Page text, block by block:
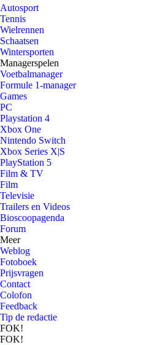
Autosport
Tennis
Wielrennen
Schaatsen
Wintersporten
Managerspelen
Voetbalmanager
Formule 1-manager
Games
PC
Playstation 4
Xbox One
Nintendo Switch
Xbox Series X|S
PlayStation 5
Film & TV
Film
Televisie
Trailers en Videos
Bioscoopagenda
Forum
Meer
Weblog
Fotoboek
Prijsvragen
Contact
Colofon
Feedback
Tip de redactie
FOK!
FOK!